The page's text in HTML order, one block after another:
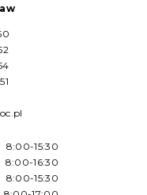
8:00-15:30
8:00-16:30
8:00-15:30